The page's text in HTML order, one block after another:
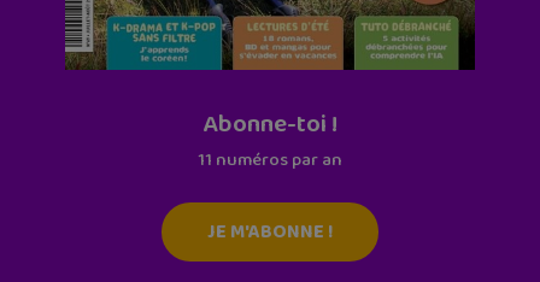
Abonne-toi !
11 numéros par an
JE M'ABONNE !